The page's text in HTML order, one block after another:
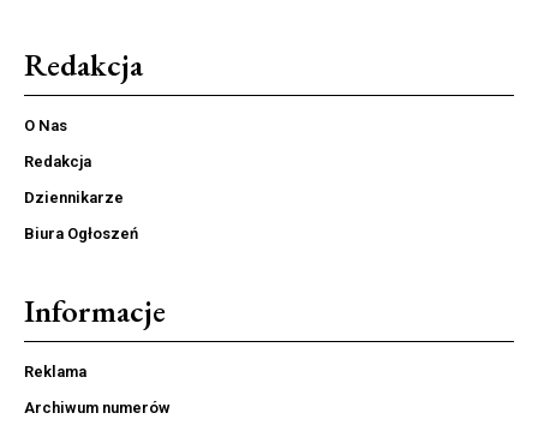
Redakcja
O Nas
Redakcja
Dziennikarze
Biura Ogłoszeń
Informacje
Reklama
Archiwum numerów